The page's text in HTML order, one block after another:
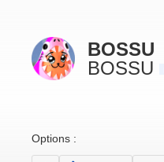
BOSSU
BOSSU
Options :